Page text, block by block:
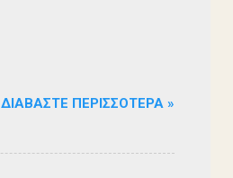
ΔΙΑΒΆΣΤΕ ΠΕΡΙΣΣΌΤΕΡΑ »